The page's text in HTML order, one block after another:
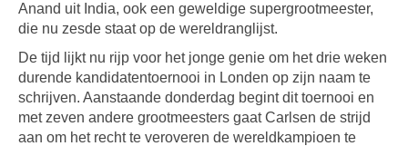
Anand uit India, ook een geweldige supergrootmeester,
die nu zesde staat op de wereldranglijst.
De tijd lijkt nu rijp voor het jonge genie om het drie weken
durende kandidatentoernooi in Londen op zijn naam te
schrijven. Aanstaande donderdag begint dit toernooi en
met zeven andere grootmeesters gaat Carlsen de strijd
aan om het recht te veroveren de wereldkampioen te